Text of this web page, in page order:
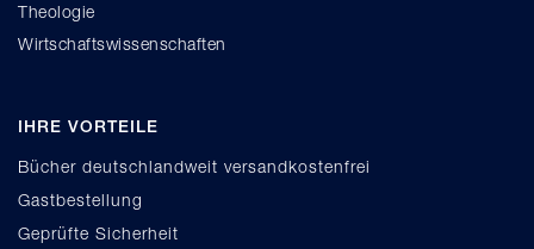
Theologie
Wirtschaftswissenschaften
IHRE VORTEILE
Bücher deutschlandweit versandkostenfrei
Gastbestellung
Geprüfte Sicherheit